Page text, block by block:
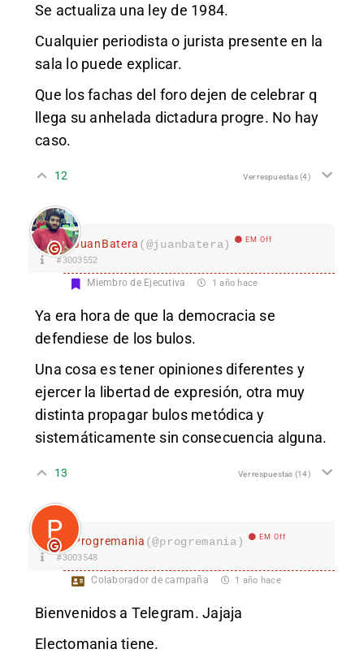
Se actualiza una ley de 1984.
Cualquier periodista o jurista presente en la
sala lo puede explicar.
Que los fachas del foro dejen de celebrar q
llega su anhelada dictadura progre. No hay
caso.
12 Ver respuestas(4)
JuanBatera (@juanbatera) EM Off
#3003552
Miembro de Ejecutiva 1 año hace
Ya era hora de que la democracia se
defendiese de los bulos.
Una cosa es tener opiniones diferentes y
ejercer la libertad de expresión, otra muy
distinta propagar bulos metódica y
sistemáticamente sin consecuencia alguna.
13 Ver respuestas (14)
Progremania (@progremania) EM Off
#3003548
Colaborador de campaña 1 año hace
Bienvenidos a Telegram. Jajaja
Electomania tiene.